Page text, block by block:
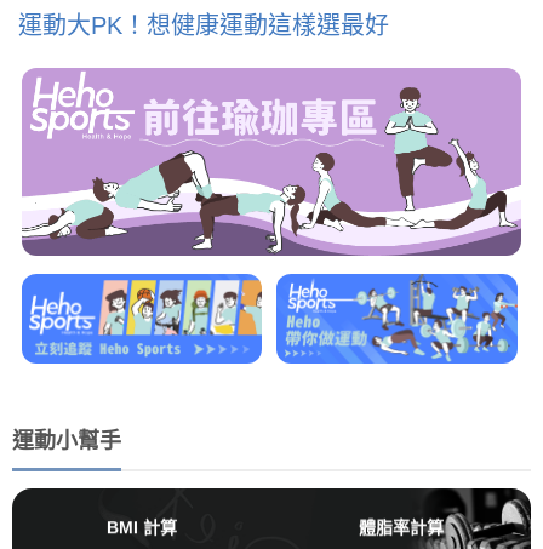
運動大PK！想健康運動這樣選最好
運動小幫手
BMI 計算 體脂率計算